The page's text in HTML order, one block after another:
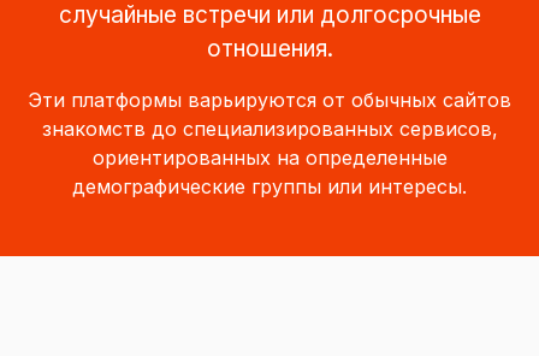
случайные встречи или долгосрочные
отношения.
Эти платформы варьируются от обычных сайтов
знакомств до специализированных сервисов,
ориентированных на определенные
демографические группы или интересы.